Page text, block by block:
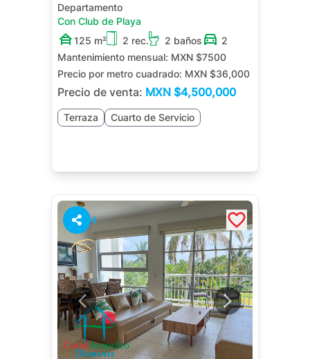
Departamento
Con Club de Playa
125 m²
2 rec. 2 baños
2
Mantenimiento mensual: MXN $7500
Precio por metro cuadrado: MXN $36,000
Precio de venta: MXN $4,500,000
Terraza Cuarto de Servicio
4